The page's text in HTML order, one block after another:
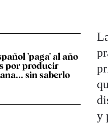
'paga' al año
por producir
sin saberlo
y